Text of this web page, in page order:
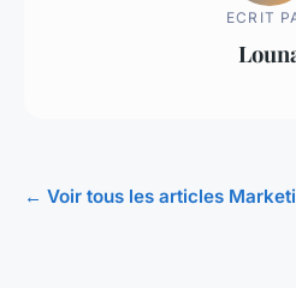
ECRIT
← Voir tous les articles